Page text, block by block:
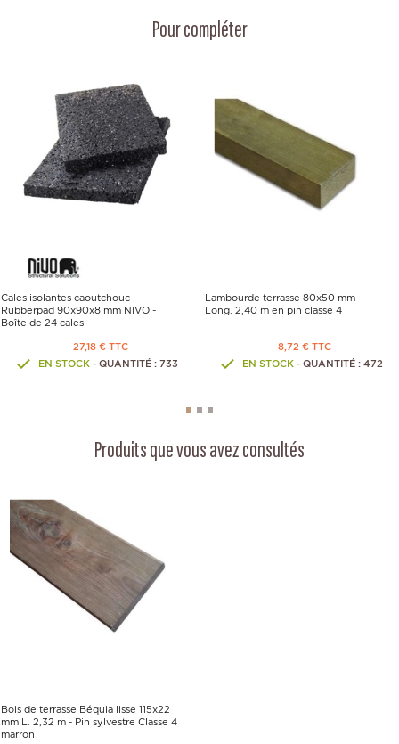
Pour compléter
Cales isolantes caoutchouc
Rubberpad 90x90x8 mm NIVO -
Boîte de 24 cales
27,18 € TTC
EN STOCK - QUANTITÉ : 733
Lambourde terrasse 80x50 mm
Long. 2,40 m en pin classe 4
8,72 € TTC
EN STOCK- QUANTITÉ : 472
Produits que vous avez consultés
Bois de terrasse Béquia lisse 115x22
mm L. 2,32 m - Pin sylvestre Classe 4
marron